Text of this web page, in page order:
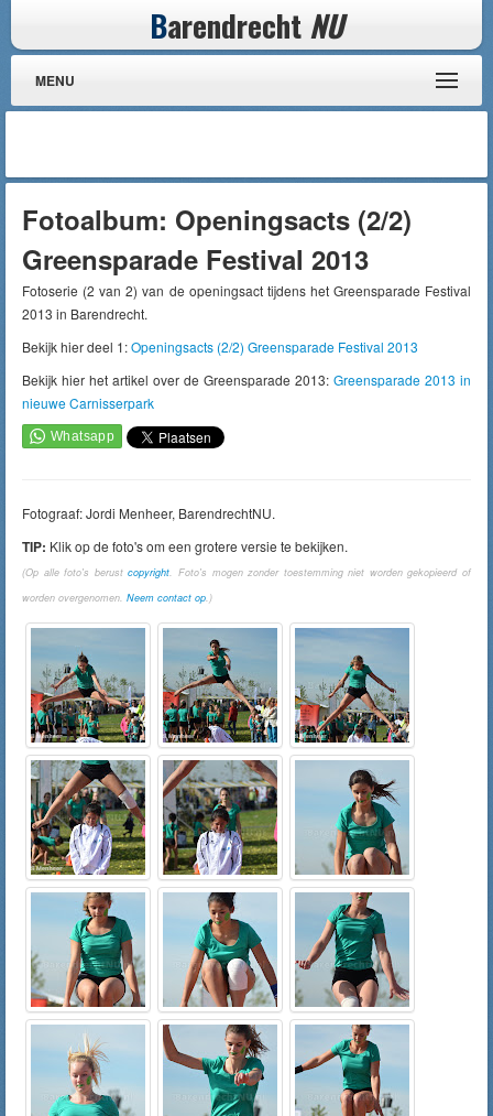
Barendrecht NU
MENU
Fotoalbum: Openingsacts (2/2)
Greensparade Festival 2013
Fotoserie (2 van 2) van de openingsact tijdens het Greensparade Festival
2013 in Barendrecht.
Bekijk hier deel 1:Openingsacts (2/2) Greensparade Festival 2013
Bekijk hier het artikel over de Greensparade 2013: Greensparade 2013 in
nieuwe Carnisserpark
Fotograaf: Jordi Menheer, BarendrechtNU.
TIP: Klik op de foto's om een grotere versie te bekijken.
(Op alle foto's berustcopyright. Foto's mogen zonder toestemming niet worden gekopieerd of
worden overgenomen. Neem contact op.)